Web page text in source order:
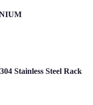
Stainless Steel Rack